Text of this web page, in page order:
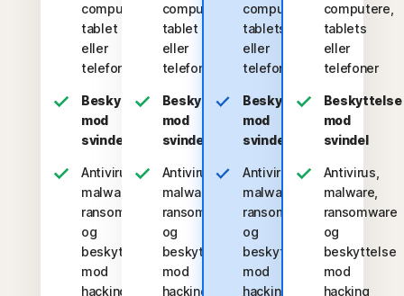
computer,
tablet
eller
telefon
Beskyttelse
mod
svindel
Antivirus,
malware,
ransomware
og
beskyttelse
mod
hacking
computer,
tablet
eller
telefon
Beskyttelse
mod
svindel
Antivirus,
malware,
ransomware
og
beskyttelse
mod
hacking
computere,
tablets
eller
telefoner
Beskyttelse
mod
svindel
Antivirus,
malware,
ransomware
og
beskyttelse
mod
hacking
computere,
tablets
eller
telefoner
Beskyttelse
mod
svindel
Antivirus,
malware,
ransomware
og
beskyttelse
mod
hacking